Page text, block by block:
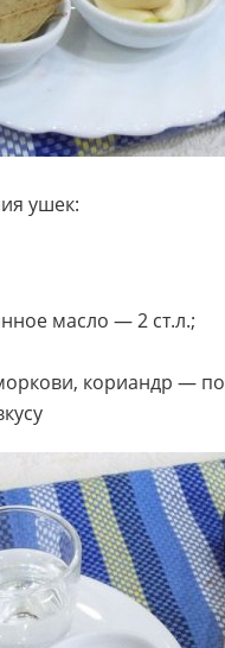
ушек:
масло — 2 ст.л.;
кориандр — по